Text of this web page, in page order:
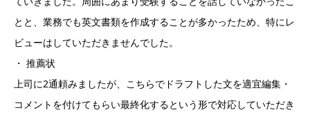
とと、業務でも英文書類を作成することが多かったため、特にレ
ビューはしていただきませんでした。
・ 推薦状
上司に2通頼みましたが、こちらでドラフトした文を適宜編集・
コメントを付けてもらい最終化するという形で対応していただき